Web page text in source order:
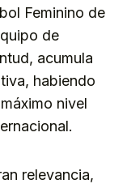
Feminino de
de
acumula
habiendo
nivel
relevancia,